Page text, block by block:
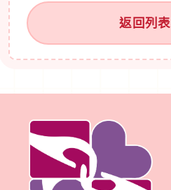
返回列表